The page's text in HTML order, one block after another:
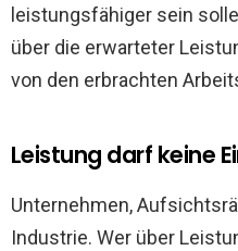
leistungsfähiger sein
über die erwarteter
von den erbrachten
Leistung darf keine
Unternehmen,
Industrie. Wer über